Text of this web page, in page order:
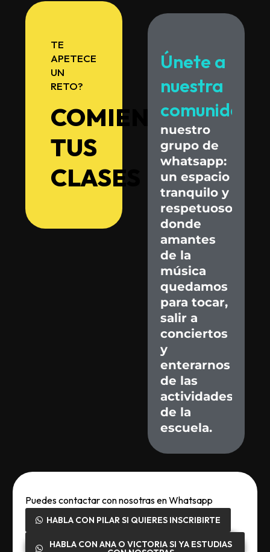
TE
APETECE
UN
RETO?
COMIENZA
TUS
CLASES
Únete a
nuestra
comunidad.
nuestro
grupo de
whatsapp:
un espacio
tranquilo y
respetuoso
donde
amantes
de la
música
quedamos
para tocar,
salir a
conciertos
y
enterarnos
de las
actividades
de la
escuela.
Puedes contactar con nosotras en Whatsapp
HABLA CON PILAR SI QUIERES INSCRIBIRTE
HABLA CON ANA O VICTORIA SI YA ESTUDIAS